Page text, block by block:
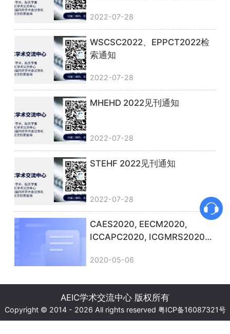
2022-07-28
WSCSC2022、EPPCT2022检
索通知
2022-07-28
MHEHD 2022见刊通知
2022-07-28
STEHF 2022见刊通知
2022-07-28
CAES2020, EECM2020,
ICCAPC2020, ICGMRS2020等
2020-05-06
AEIC学术交流中心 版权所有
Copyright © 2014 - 2026 All rights reserved 粤ICP备16087321号